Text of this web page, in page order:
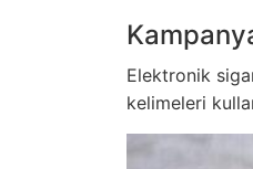
Elektronik
kelimeleri